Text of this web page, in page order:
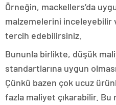
Örneğin, mackellers’da
malzemelerini inceleyebilir
tercih edebilirsiniz.
Bununla birlikte, düşük
standartlarına uygun
Çünkü bazen çok ucuz
fazla maliyet çıkarabilir. Bu